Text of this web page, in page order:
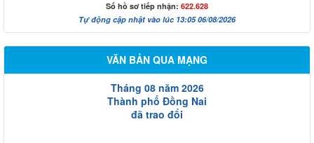
Số hồ sơ tiếp nhận: 622.628
Tự động cập nhật vào lúc 13:05 06/08/2026
VĂN BẢN QUA MẠNG
Tháng 08 năm 2026
Thành phố Đồng Nai
đã trao đổi